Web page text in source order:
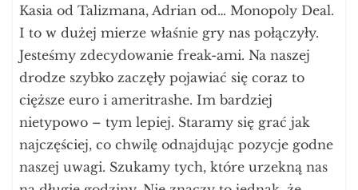
Kasia od Talizmana, Adrian od… Monopoly Deal.
I to w dużej mierze właśnie gry nas połączyły.
Jesteśmy zdecydowanie freak-ami. Na naszej
drodze szybko zaczęły pojawiać się coraz to
cięższe euro i ameritrashe. Im bardziej
nietypowo – tym lepiej. Staramy się grać jak
najczęściej, co chwilę odnajdując pozycje godne
naszej uwagi. Szukamy tych, które urzekną nas